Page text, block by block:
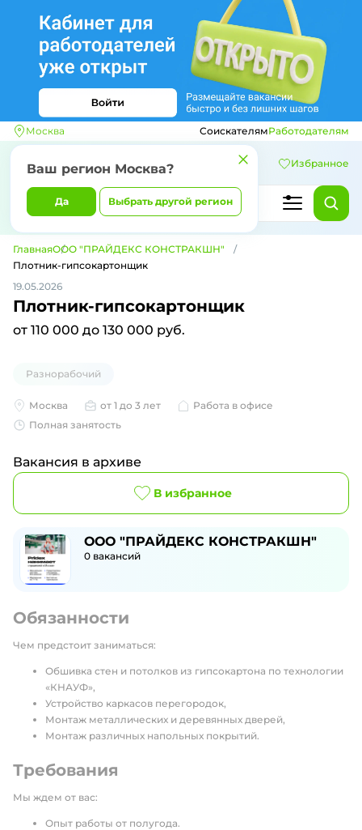
Москва
Ваш регион Москва?
Да Выбрать другой регион
СоискателямРаботодателям
Избранное
ГлавнаяООО "ПРАЙДЕКС КОНСТРАКШН"
Плотник-гипсокартонщик
19.05.2026
Плотник-гипсокартонщик
от 110 000 до 130 000 руб.
Разнорабочий
Москва от 1 до 3 лет
Работа в офисе
Полная занятость
Вакансия в архиве
В избранное
ООО "ПРАЙДЕКС КОНСТРАКШН"
0 вакансий
Обязанности
Чем предстоит заниматься:
Обшивка стен и потолков из гипсокартона по технологии
«КНАУФ»,
Устройство каркасов перегородок,
Монтаж металлических и деревянных дверей,
Монтаж различных напольных покрытий.
Требования
Мы ждем от вас:
Опыт работы от полугода.